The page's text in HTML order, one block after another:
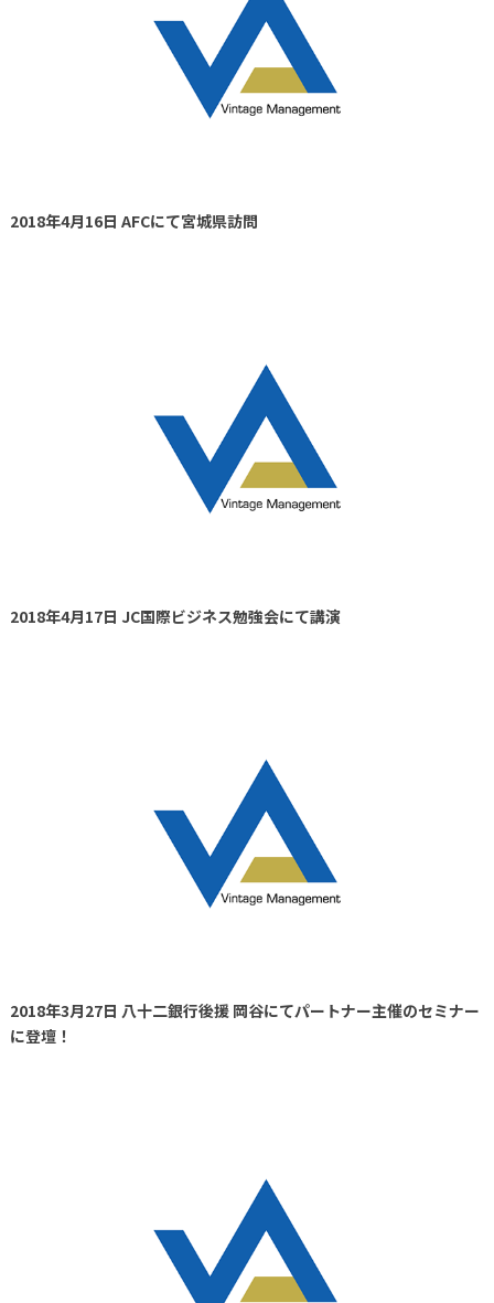
2018年4月16日 AFCにて宮城県訪問
2018年4月17日 JC国際ビジネス勉強会にて講演
2018年3月27日 八十二銀行後援 岡谷にてパートナー主催のセミナー
に登壇！